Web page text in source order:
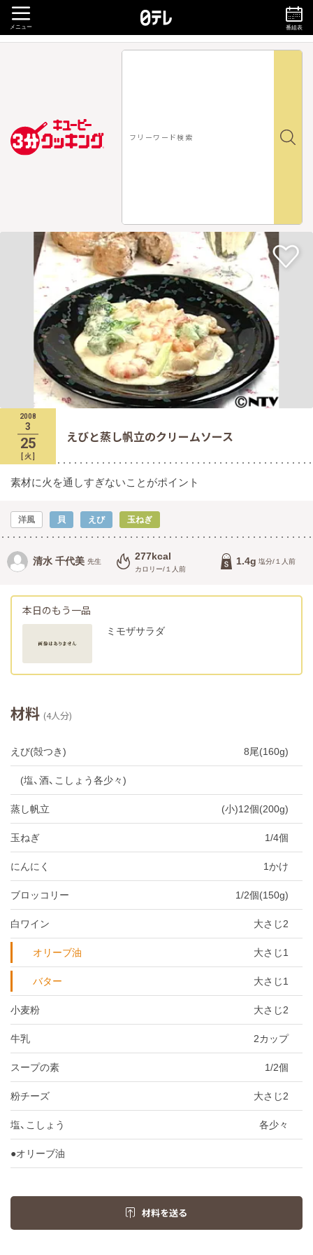
メニュー 番組表
2008
3
25
火
えびと蒸し帆立のクリームソース
素材に火を通しすぎないことがポイント
洋風 貝 えび 玉ねぎ
清水 千代美 先生 277kcal
カロリー/１人前
1.4g 塩分/１人前
本日のもう一品
ミモザサラダ
材料 (4人分)
えび(殻つき) 8尾(160g)
(塩、酒、こしょう各少々)
蒸し帆立 (小)12個(200g)
玉ねぎ 1/4個
にんにく 1かけ
ブロッコリー 1/2個(150g)
白ワイン 大さじ2
オリーブ油 大さじ1
バター 大さじ1
小麦粉 大さじ2
牛乳 2カップ
スープの素 1/2個
粉チーズ 大さじ2
塩、こしょう 各少々
●オリーブ油
材料を送る